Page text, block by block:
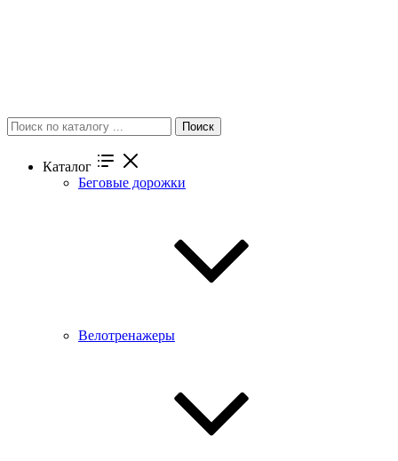
Поиск
Каталог
Беговые дорожки
Велотренажеры